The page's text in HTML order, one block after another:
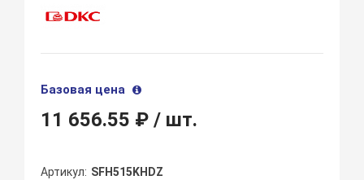
Базовая цена
11 656.55 ₽/ шт.
Артикул
SFH515KHDZ